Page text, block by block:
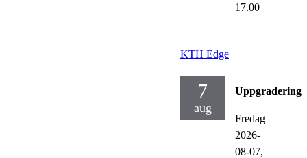
17.00
KTH Edge
7
aug
Fredag
2026-
08-07,